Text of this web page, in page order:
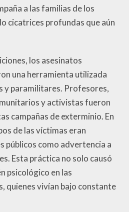
a las familias de los
cicatrices profundas que aún
los asesinatos
una herramienta utilizada
y paramilitares. Profesores,
y activistas fueron
campañas de exterminio. En
de las víctimas eran
públicos como advertencia a
Esta práctica no solo causó
psicológico en las
quienes vivían bajo constante